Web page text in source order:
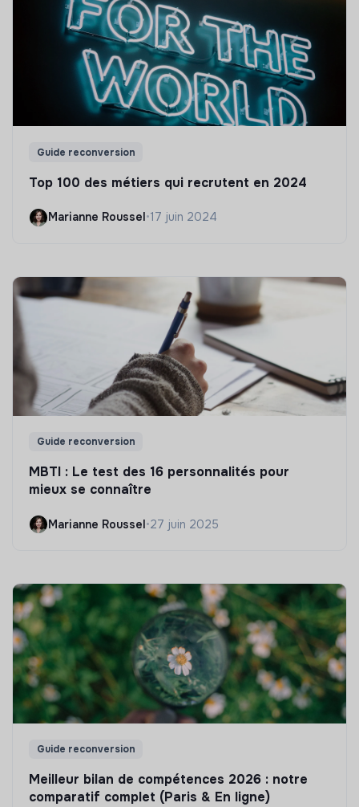
Guide reconversion
Top 100 des métiers qui recrutent en 2024
Marianne Roussel •17 juin 2024
Guide reconversion
MBTI : Le test des 16 personnalités pour
mieux se connaître
Marianne Roussel•27 juin 2025
Guide reconversion
Meilleur bilan de compétences 2026 : notre
comparatif complet (Paris & En ligne)